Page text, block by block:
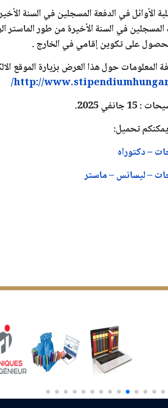
الأوائل في الدفعة المسجلين في السنة
في السنة الأخيرة من طور الماستر
للحصول على تكوين إقامي في الخارج.
المعلومات حول هذا العرض بزيارة الموقع
http://
:15 جانفي 2025.
تحميل:
– دكتوراه
– ليسانس – ماستر